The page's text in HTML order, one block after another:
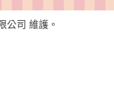
公司 維護。